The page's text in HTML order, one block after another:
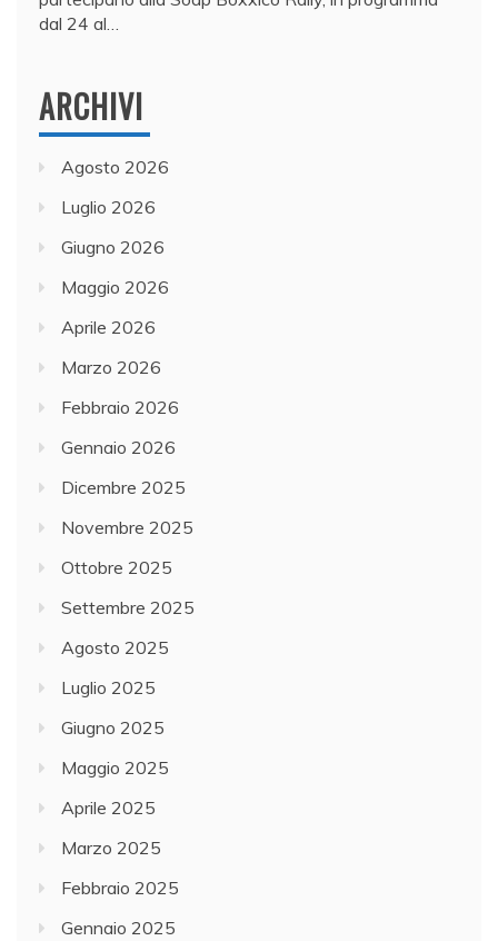
dal 24 al…
ARCHIVI
Agosto 2026
Luglio 2026
Giugno 2026
Maggio 2026
Aprile 2026
Marzo 2026
Febbraio 2026
Gennaio 2026
Dicembre 2025
Novembre 2025
Ottobre 2025
Settembre 2025
Agosto 2025
Luglio 2025
Giugno 2025
Maggio 2025
Aprile 2025
Marzo 2025
Febbraio 2025
Gennaio 2025